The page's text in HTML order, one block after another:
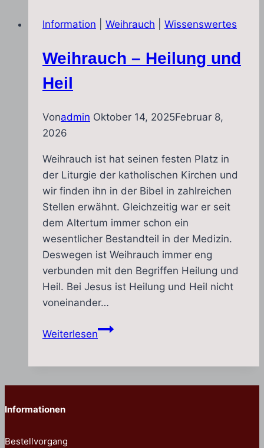
Berg
Information Weihrauch Wissenswertes
Weihrauch – Heilung und
Heil
Vonadmin Oktober 14, 2025Februar 8,
2026
Weihrauch ist hat seinen festen Platz in
der Liturgie der katholischen Kirchen und
wir finden ihn in der Bibel in zahlreichen
Stellen erwähnt. Gleichzeitig war er seit
dem Altertum immer schon ein
wesentlicher Bestandteil in der Medizin.
Deswegen ist Weihrauch immer eng
verbunden mit den Begriffen Heilung und
Heil. Bei Jesus ist Heilung und Heil nicht
voneinander…
WeiterlesenWeihrauch
Informationen
Bestellvorgang